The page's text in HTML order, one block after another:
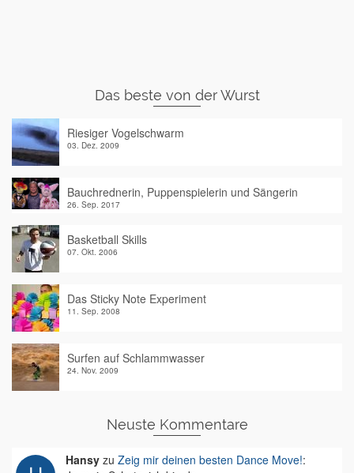
Das beste von der Wurst
Riesiger Vogelschwarm
03. Dez. 2009
Bauchrednerin, Puppenspielerin und Sängerin
26. Sep. 2017
Basketball Skills
07. Okt. 2006
Das Sticky Note Experiment
11. Sep. 2008
Surfen auf Schlammwasser
24. Nov. 2009
Neuste Kommentare
Hansy zu Zeig mir deinen besten Dance Move!: